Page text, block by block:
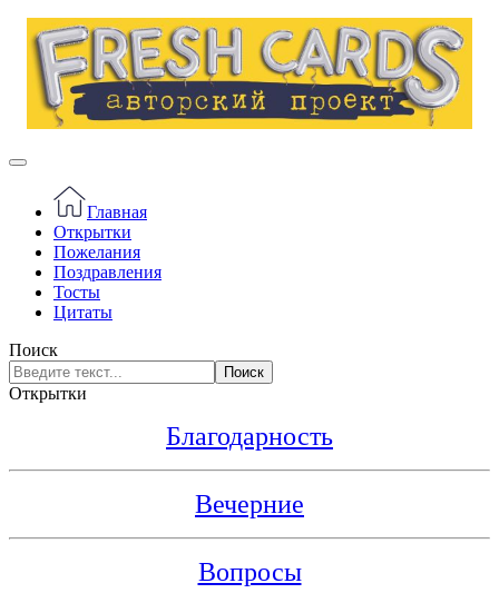
Главная
Открытки
Пожелания
Поздравления
Тосты
Цитаты
Поиск
Поиск
Открытки
Благодарность
Вечерние
Вопросы